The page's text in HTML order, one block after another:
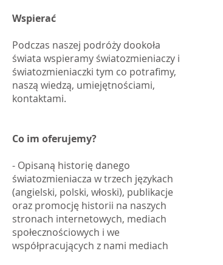
Wspierać
Podczas naszej podróży dookoła
świata wspieramy światozmieniaczy i
światozmieniaczki tym co potrafimy,
naszą wiedzą, umiejętnościami,
kontaktami.
Co im oferujemy?
- Opisaną historię danego
światozmieniacza w trzech językach
(angielski, polski, włoski), publikacje
oraz promocję historii na naszych
stronach internetowych, mediach
społecznościowych i we
współpracujących z nami mediach